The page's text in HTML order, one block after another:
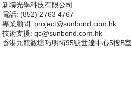
新聯光學科技有限公司
電話: (852) 2763 4767
專業顧問: project@sunbond.com.hk
技術支援: qc@sunbond.com.hk
香港九龍觀塘巧明街95號世達中心5樓B室